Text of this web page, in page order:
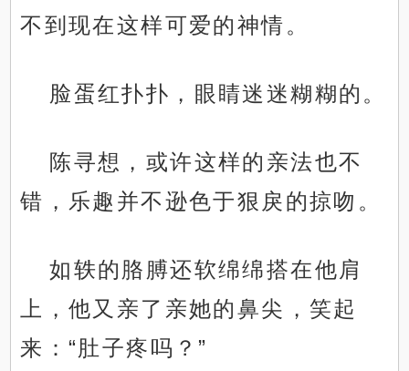
不到现在这样可爱的神情。
脸蛋红扑扑，眼睛迷迷糊糊的。
陈寻想，或许这样的亲法也不
错，乐趣并不逊色于狠戾的掠吻。
如轶的胳膊还软绵绵搭在他肩
上，他又亲了亲她的鼻尖，笑起
来：“肚子疼吗？”